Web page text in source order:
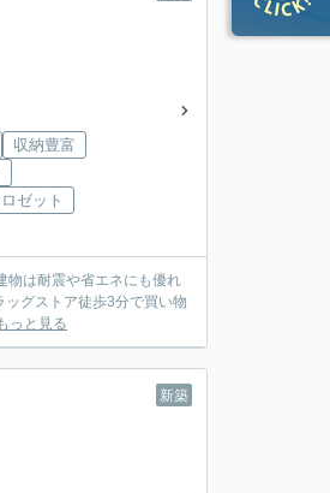
収納豊富
ゼット
は耐震や省エネにも優れ
グストア徒歩3分で買い物
っと見る
新築